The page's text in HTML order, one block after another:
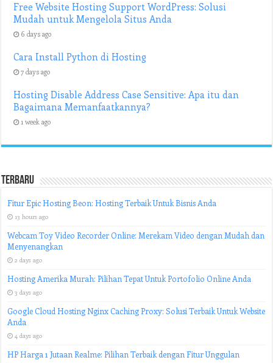
Free Website Hosting Support WordPress: Solusi
Mudah untuk Mengelola Situs Anda
6 days ago
Cara Install Python di Hosting
7 days ago
Hosting Disable Address Case Sensitive: Apa itu dan
Bagaimana Memanfaatkannya?
1 week ago
Terbaru
Fitur Epic Hosting Beon: Hosting Terbaik Untuk Bisnis Anda
13 hours ago
Webcam Toy Video Recorder Online: Merekam Video dengan Mudah dan
Menyenangkan
2 days ago
Hosting Amerika Murah: Pilihan Tepat Untuk Portofolio Online Anda
3 days ago
Google Cloud Hosting Nginx Caching Proxy: Solusi Terbaik Untuk Website
Anda
4 days ago
HP Harga 1 Jutaan Realme: Pilihan Terbaik dengan Fitur Unggulan